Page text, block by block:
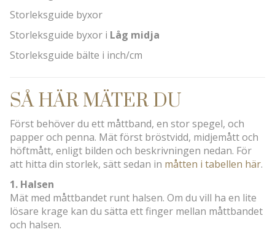
Storleksguide byxor
Storleksguide byxor i Låg midja
Storleksguide bälte i inch/cm
SÅ HÄR MÄTER DU
Först behöver du ett måttband, en stor spegel, och
papper och penna. Mät först bröstvidd, midjemått och
höftmått, enligt bilden och beskrivningen nedan. För
att hitta din storlek, sätt sedan in måtten i tabellen här.
1. Halsen
Mät med måttbandet runt halsen. Om du vill ha en lite
lösare krage kan du sätta ett finger mellan måttbandet
och halsen.